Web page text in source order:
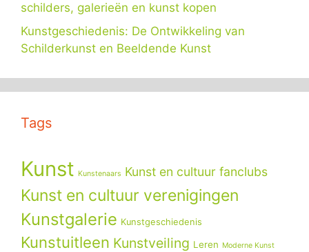
schilders, galerieën en kunst kopen
Kunstgeschiedenis: De Ontwikkeling van
Schilderkunst en Beeldende Kunst
Tags
Kunst Kunstenaars Kunst en cultuur fanclubs
Kunst en cultuur verenigingen
Kunstgalerie Kunstgeschiedenis
Kunstuitleen Kunstveiling Leren Moderne Kunst